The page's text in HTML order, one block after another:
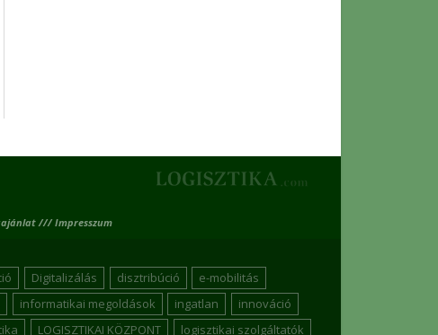
/// Impresszum
Digitalizálás disztribúció
e-mobilitás
informatikai megoldások ingatlan
innováció
LOGISZTIKAI KÖZPONT logisztikai szolgáltatók